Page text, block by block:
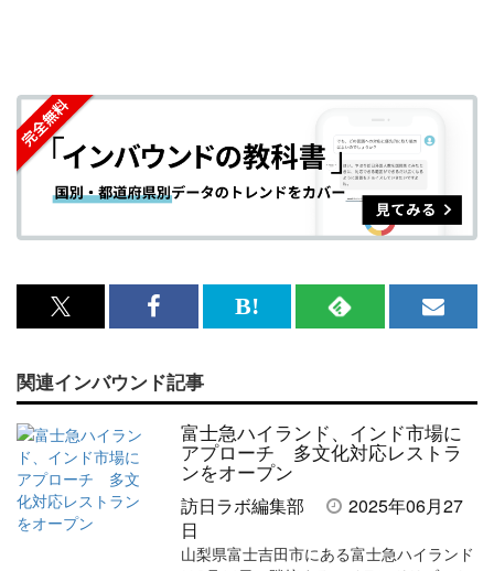
x<br>
記
事
を
シ
ェ
Facebook<br>
記
は
ブ
ッ
ク
ー
RSS
事
を
購
す
メ
ガ
登
録
る
関連インバウンド記事
富士急ハイランド、インド市場に
アプローチ 多文化対応レストラ
ンをオープン
訪日ラボ編集部
2025年06月27
日
山梨県富士吉田市にある富士急ハイランド